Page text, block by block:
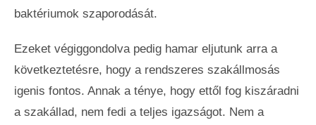
baktériumok szaporodását.
Ezeket végiggondolva pedig hamar eljutunk arra a
következtetésre, hogy a rendszeres szakállmosás
igenis fontos. Annak a ténye, hogy ettől fog kiszáradni
a szakállad, nem fedi a teljes igazságot. Nem a